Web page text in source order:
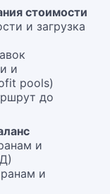
стоимости
и загрузка
и
pools)
до
и
и